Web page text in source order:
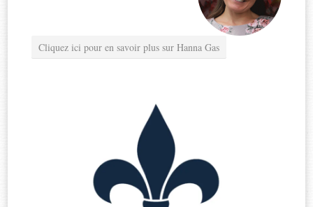
Cliquez ici pour en savoir plus sur Hanna Gas